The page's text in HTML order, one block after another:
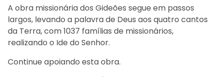
A obra missionária dos Gideões segue em passos
largos, levando a palavra de Deus aos quatro cantos
da Terra, com 1037 famílias de missionários,
realizando o Ide do Senhor.
Continue apoiando esta obra.